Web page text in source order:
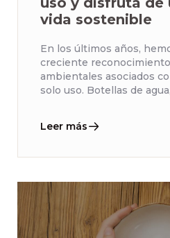
vida sostenible
En los últimos años,
creciente
ambientales asociados
solo uso. Botellas de
Leer más